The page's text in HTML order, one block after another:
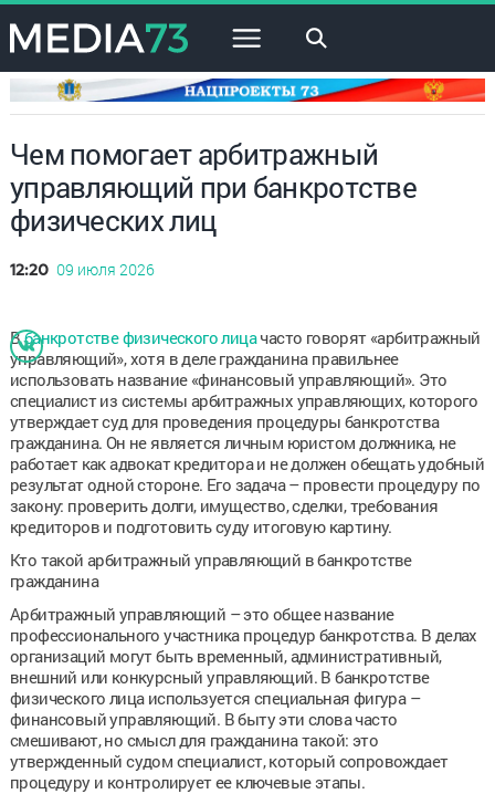
×
Чем помогает арбитражный
управляющий при банкротстве
физических лиц
12:20 09 июля 2026
Вбанкротстве физического лицачасто говорят «арбитражный
управляющий», хотя в деле гражданина правильнее
использовать название «финансовый управляющий». Это
специалист из системы арбитражных управляющих, которого
утверждает суд для проведения процедуры банкротства
гражданина. Он не является личным юристом должника, не
работает как адвокат кредитора и не должен обещать удобный
результат одной стороне. Его задача – провести процедуру по
закону: проверить долги, имущество, сделки, требования
кредиторов и подготовить суду итоговую картину.
Кто такой арбитражный управляющий в банкротстве
гражданина
Арбитражный управляющий – это общее название
профессионального участника процедур банкротства. В делах
организаций могут быть временный, административный,
внешний или конкурсный управляющий. В банкротстве
физического лица используется специальная фигура –
финансовый управляющий. В быту эти слова часто
смешивают, но смысл для гражданина такой: это
утвержденный судом специалист, который сопровождает
процедуру и контролирует ее ключевые этапы.